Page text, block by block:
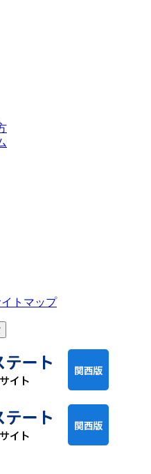
トマップ